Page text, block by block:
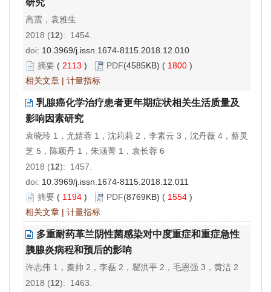
研究
高震，袁雅生
2018 (12): 1454.
doi: 10.3969/j.issn.1674-8115.2018.12.010
摘要 ( 2113 ) PDF(4585KB) ( 1800 )
相关文章 | 计量指标
乳腺癌化学治疗患者更年期症状相关生活质量及
影响因素研究
袁晓玲 1，尤婧蓉 1，沈莉莉 2，李素云 3，沈丹薇 4，蔡灵
芝 5，陈颖丹 1，朱涵菁 1，袁长蓉 6
2018 (12): 1457.
doi: 10.3969/j.issn.1674-8115.2018.12.011
摘要 ( 1194 ) PDF(8769KB) ( 1554 )
相关文章 | 计量指标
多重耐药革兰阴性菌感染对中度重症和重症急性
胰腺炎病程和预后的影响
许志伟 1，秦帅 2，李磊 2，瞿洪平 2，毛恩强 3，黄洁 2
2018 (12): 1463.